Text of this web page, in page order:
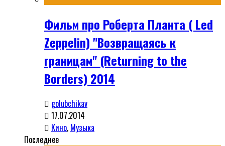
Фильм про Роберта Планта ( Led
Zeppelin) "Возвращаясь к
границам" (Returning to the
Borders) 2014
golubchikav
17.07.2014
Кино, Музыка
Последнее